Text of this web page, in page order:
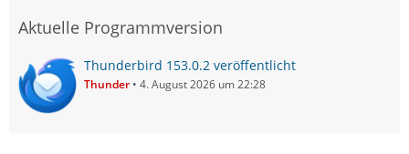
Aktuelle Programmversion
Thunderbird 153.0.2 veröffentlicht
Thunder 4. August 2026 um 22:28